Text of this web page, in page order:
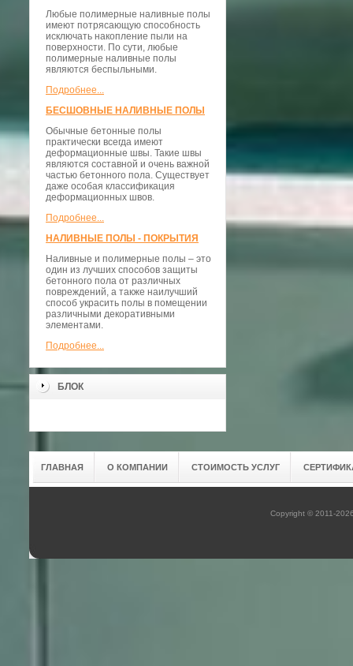
Любые полимерные наливные полы
имеют потрясающую способность
исключать накопление пыли на
поверхности. По сути, любые
полимерные наливные полы
являются беспыльными.
Подробнее...
БЕСШОВНЫЕ НАЛИВНЫЕ ПОЛЫ
Обычные бетонные полы
практически всегда имеют
деформационные швы. Такие швы
являются составной и очень важной
частью бетонного пола. Существует
даже особая классификация
деформационных швов.
Подробнее...
НАЛИВНЫЕ ПОЛЫ - ПОКРЫТИЯ
Наливные и полимерные полы – это
один из лучших способов защиты
бетонного пола от различных
повреждений, а также наилучший
способ украсить полы в помещении
различными декоративными
элементами.
Подробнее...
БЛОК
ГЛАВНАЯ О КОМПАНИИ СТОИМОСТЬ УСЛУГ
Copyright © 2011-